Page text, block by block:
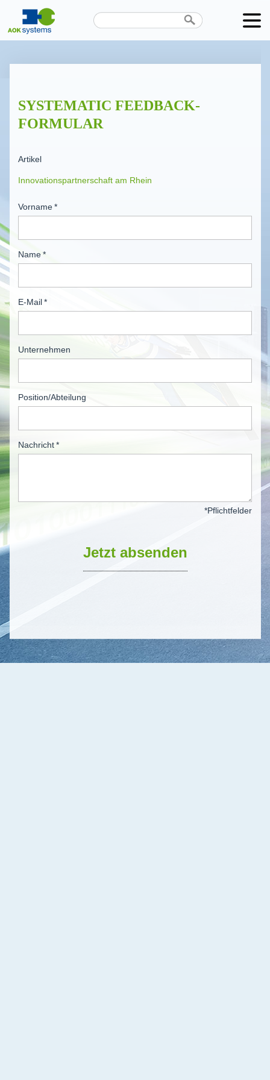
SYSTEMATIC FEEDBACK-
FORMULAR
Artikel
Vorname *
Name *
E-Mail *
Unternehmen
Position/Abteilung
Nachricht *
*Pflichtfelder
Jetzt absenden
Karriere
Kontakt
Datenschutz